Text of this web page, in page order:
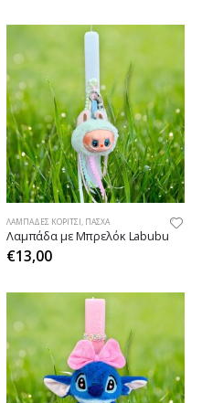
ΛΑΜΠΆΔΕΣ ΚΟΡΊΤΣΙ, ΠΆΣΧΑ
Λαμπάδα με Μπρελόκ Labubu
€13,00